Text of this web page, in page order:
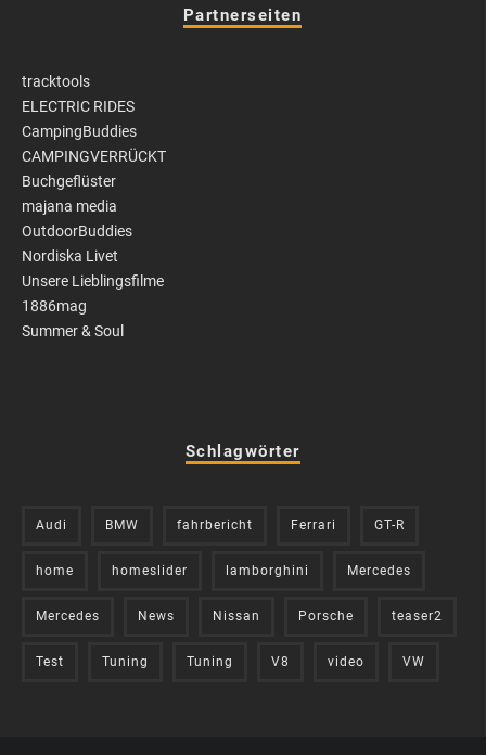
Partnerseiten
tracktools
ELECTRIC RIDES
CampingBuddies
CAMPINGVERRÜCKT
Buchgeflüster
majana media
OutdoorBuddies
Nordiska Livet
Unsere Lieblingsfilme
1886mag
Summer & Soul
Schlagwörter
Audi BMW fahrbericht Ferrari GT-R
home homeslider lamborghini Mercedes
Mercedes News Nissan Porsche teaser2
Test Tuning Tuning V8 video VW